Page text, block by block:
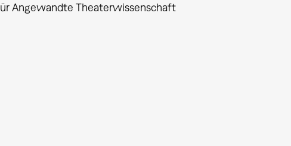
Angewandte Theaterwissenschaft